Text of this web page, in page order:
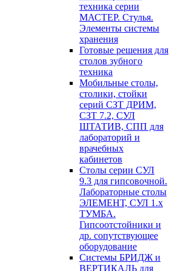
техника серии
МАСТЕР. Стулья.
Элементы системы
хранения
Готовые решения для
столов зубного
техника
Мобильные столы,
столики, стойки
серий СЗТ ДРИМ,
СЗТ 7.2, СУЛ
ШТАТИВ, СПП для
лабораторий и
врачебных
кабинетов
Столы серии СУЛ
9.3 для гипсовочной.
Лабораторные столы
ЭЛЕМЕНТ, СУЛ 1.х
ТУМБА.
Гипсоотстойники и
др. сопутствующее
оборудование
Системы БРИДЖ и
ВЕРТИКАЛЬ для